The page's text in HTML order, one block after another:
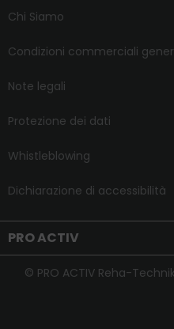
Chi Siamo
Condizioni commerciali
Note legali
Protezione dei dati
Whistleblowing
Dichiarazione di accessibilità
PRO ACTIV
© PRO ACTIV Reha-